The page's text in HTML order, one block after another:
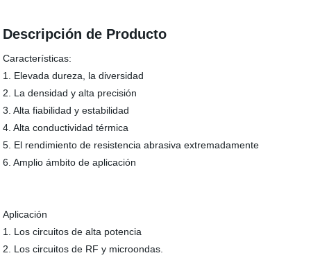
Descripción de Producto
Características:
1. Elevada dureza, la diversidad
2. La densidad y alta precisión
3. Alta fiabilidad y estabilidad
4. Alta conductividad térmica
5. El rendimiento de resistencia abrasiva extremadamente
6. Amplio ámbito de aplicación
Aplicación
1. Los circuitos de alta potencia
2. Los circuitos de RF y microondas.